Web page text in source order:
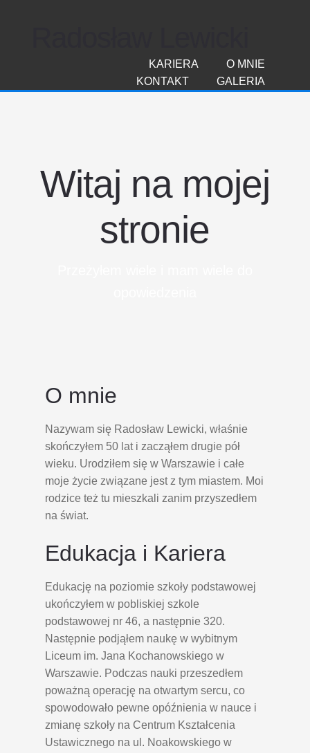
O MNIE
KARIERA
GALERIA
KONTAKT
Witaj na mojej
stronie
O mnie
Nazywam się Radosław Lewicki, właśnie
skończyłem 50 lat i zacząłem drugie pół
wieku. Urodziłem się w Warszawie i całe
moje życie związane jest z tym miastem. Moi
rodzice też tu mieszkali zanim przyszedłem
na świat.
Edukacja i Kariera
Edukację na poziomie szkoły podstawowej
ukończyłem w pobliskiej szkole
podstawowej nr 46, a następnie 320.
Następnie podjąłem naukę w wybitnym
Liceum im. Jana Kochanowskiego w
Warszawie. Podczas nauki przeszedłem
poważną operację na otwartym sercu, co
spowodowało pewne opóźnienia w nauce i
zmianę szkoły na Centrum Kształcenia
Ustawicznego na ul. Noakowskiego w